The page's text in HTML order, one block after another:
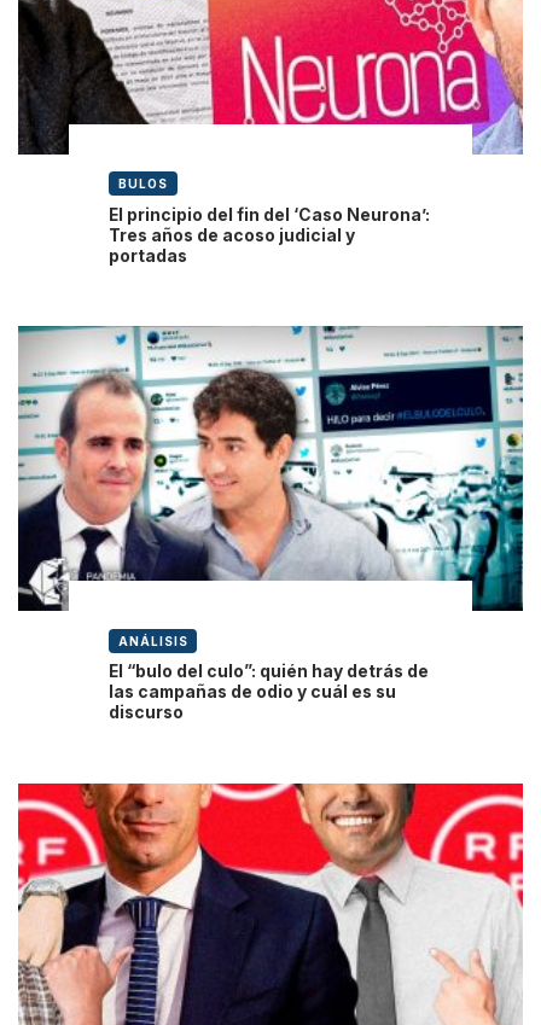
BULOS
El principio del fin del ‘Caso Neurona’:
Tres años de acoso judicial y
portadas
ANÁLISIS
El “bulo del culo”: quién hay detrás de
las campañas de odio y cuál es su
discurso